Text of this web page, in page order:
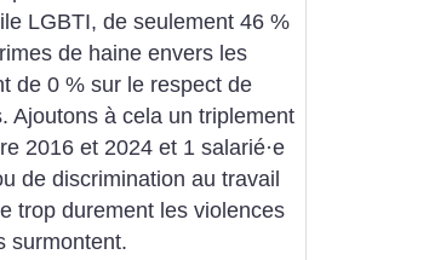
LGBTI, de seulement 46 %
de haine envers les
de 0 % sur le respect de
Ajoutons à cela un triplement
2016 et 2024 et 1 salarié·e
de discrimination au travail
trop durement les violences
surmontent.